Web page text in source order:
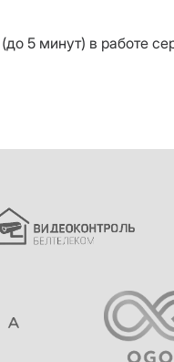
5 минут) в работе